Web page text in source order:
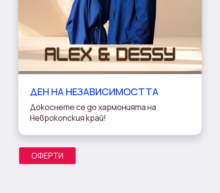
ДЕН НА НЕЗАВИСИМОСТТА
Докоснете се до хармонията на
Неврокопския край!
ОФЕРТИ